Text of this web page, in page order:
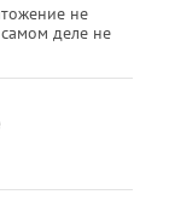
не
деле не